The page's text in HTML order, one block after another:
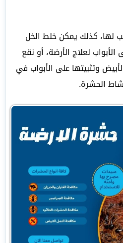
لها، كذلك يمكن خلط الخل
لعلاج الأرضة، أو نقع
وتثبيتها على الأبواب في
الحشرة.